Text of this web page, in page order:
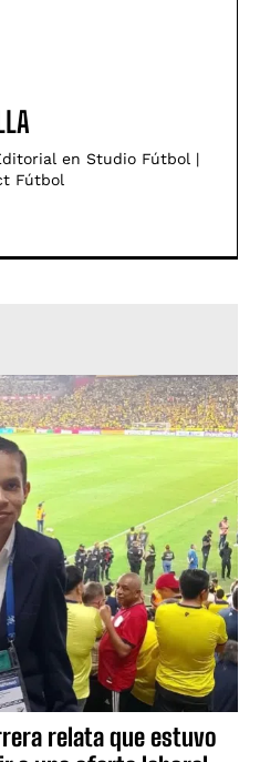
en Studio Fútbol |
Fútbol
relata que estuvo